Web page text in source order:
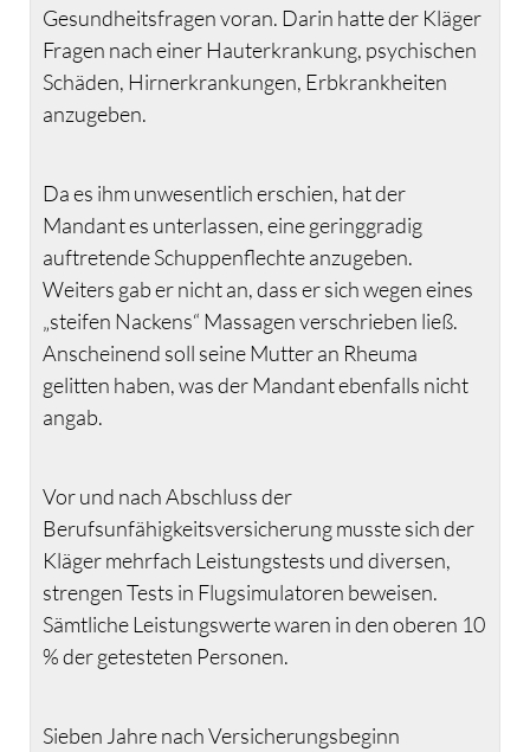
Gesundheitsfragen voran. Darin hatte der Kläger
Fragen nach einer Hauterkrankung, psychischen
Schäden, Hirnerkrankungen, Erbkrankheiten
anzugeben.
Da es ihm unwesentlich erschien, hat der
Mandant es unterlassen, eine geringgradig
auftretende Schuppenflechte anzugeben.
Weiters gab er nicht an, dass er sich wegen eines
„steifen Nackens“ Massagen verschrieben ließ.
Anscheinend soll seine Mutter an Rheuma
gelitten haben, was der Mandant ebenfalls nicht
angab.
Vor und nach Abschluss der
Berufsunfähigkeitsversicherung musste sich der
Kläger mehrfach Leistungstests und diversen,
strengen Tests in Flugsimulatoren beweisen.
Sämtliche Leistungswerte waren in den oberen 10
% der getesteten Personen.
Sieben Jahre nach Versicherungsbeginn